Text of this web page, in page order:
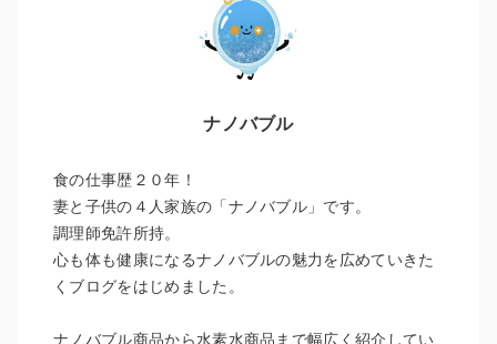
ナノバブル
食の仕事歴２０年！
妻と子供の４人家族の「ナノバブル」です。
調理師免許所持。
心も体も健康になるナノバブルの魅力を広めていきた
くブログをはじめました。
ナノバブル商品から水素水商品まで幅広く紹介してい